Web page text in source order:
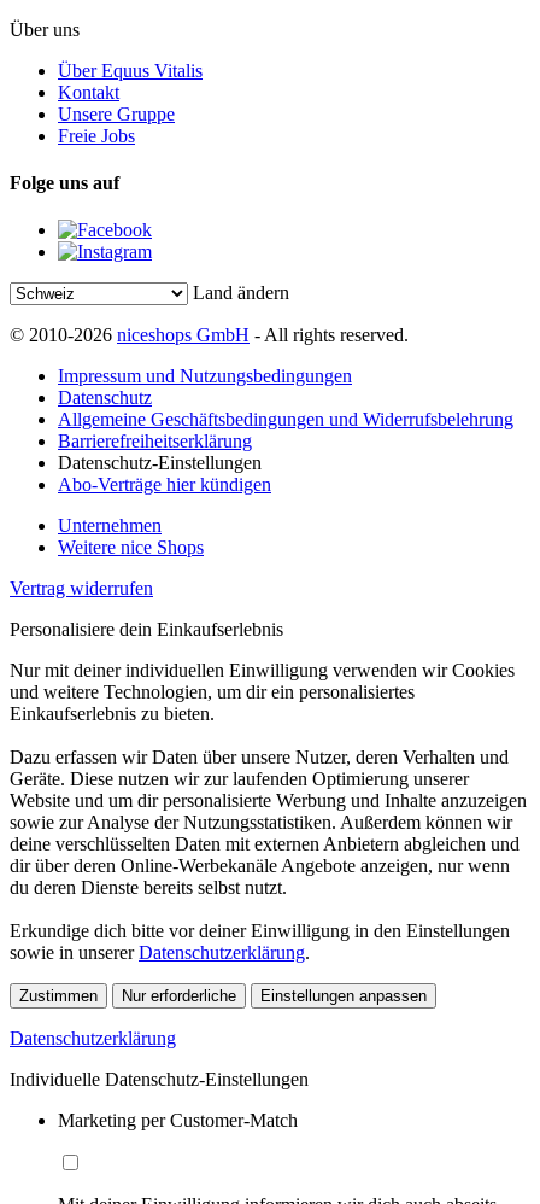
Über uns
Über Equus Vitalis
Kontakt
Unsere Gruppe
Freie Jobs
Folge uns auf
Land ändern
© 2010-2026 niceshops GmbH - All rights reserved.
Impressum und Nutzungsbedingungen
Datenschutz
Allgemeine Geschäftsbedingungen und Widerrufsbelehrung
Barrierefreiheitserklärung
Datenschutz-Einstellungen
Abo-Verträge hier kündigen
Unternehmen
Weitere nice Shops
Vertrag widerrufen
Personalisiere dein Einkaufserlebnis
Nur mit deiner individuellen Einwilligung verwenden wir Cookies
und weitere Technologien, um dir ein personalisiertes
Einkaufserlebnis zu bieten.
Dazu erfassen wir Daten über unsere Nutzer, deren Verhalten und
Geräte. Diese nutzen wir zur laufenden Optimierung unserer
Website und um dir personalisierte Werbung und Inhalte anzuzeigen
sowie zur Analyse der Nutzungsstatistiken. Außerdem können wir
deine verschlüsselten Daten mit externen Anbietern abgleichen und
dir über deren Online-Werbekanäle Angebote anzeigen, nur wenn
du deren Dienste bereits selbst nutzt.
Erkundige dich bitte vor deiner Einwilligung in den Einstellungen
sowie in unsererDatenschutzerklärung.
Zustimmen Nur erforderliche Einstellungen anpassen
Datenschutzerklärung
Individuelle Datenschutz-Einstellungen
Marketing per Customer-Match